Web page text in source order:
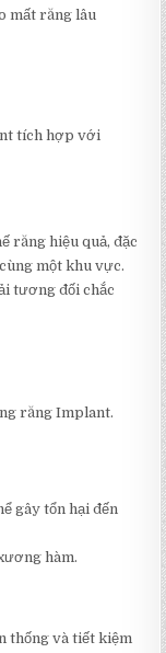
mất răng lâu
tích hợp với
răng hiệu quả, đặc
một khu vực.
tương đối chắc
răng Implant.
gây tổn hại đến
hàm.
thống và tiết kiệm